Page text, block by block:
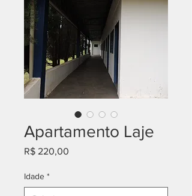
Apartamento Laje
R$ 220,00
Idade *